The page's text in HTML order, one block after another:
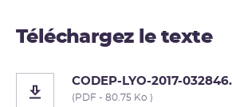
Téléchargez le texte
CODEP-LYO-2017-
(PDF - 80.75 Ko )